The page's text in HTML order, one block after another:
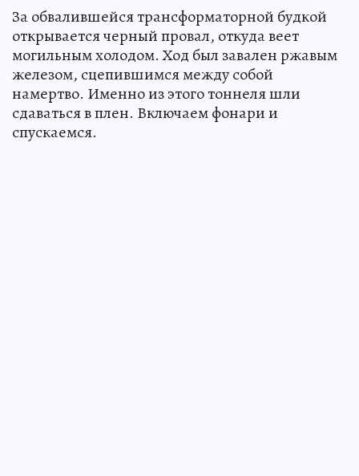
За обвалившейся трансформаторной будкой
открывается черный провал, откуда веет
могильным холодом. Ход был завален ржавым
железом, сцепившимся между собой
намертво. Именно из этого тоннеля шли
сдаваться в плен. Включаем фонари и
спускаемся.